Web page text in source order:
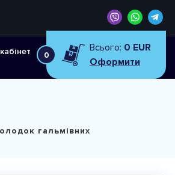
0
Всього: 0 EUR
Оформити
гальмівних